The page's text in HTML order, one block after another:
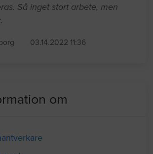
Så inget stort arbete, men
03.14.2022 11:36
om